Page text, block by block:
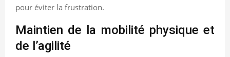
pour éviter la frustration.
Maintien de la mobilité physique et
de l’agilité